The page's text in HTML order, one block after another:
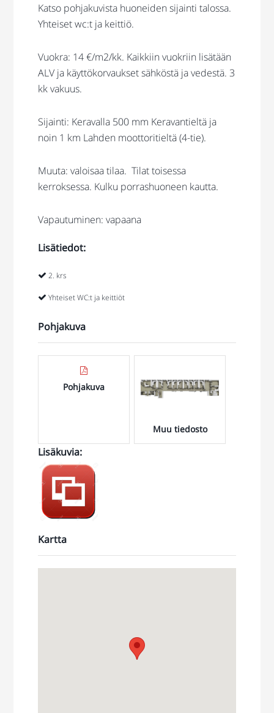
Katso pohjakuvista huoneiden sijainti talossa.
Yhteiset wc:t ja keittiö.
Vuokra: 14 €/m2/kk. Kaikkiin vuokriin lisätään
ALV ja käyttökorvaukset sähköstä ja vedestä. 3
kk vakuus.
Sijainti: Keravalla 500 mm Keravantieltä ja
noin 1 km Lahden moottoritieltä (4-tie).
Muuta: valoisaa tilaa. Tilat toisessa
kerroksessa. Kulku porrashuoneen kautta.
Vapautuminen: vapaana
Lisätiedot:
2. krs
Yhteiset WC:t ja keittiöt
Pohjakuva
Pohjakuva
Muu tiedosto
Lisäkuvia:
SUUNTAA-
ANTAVIA
KUVIA
Kartta